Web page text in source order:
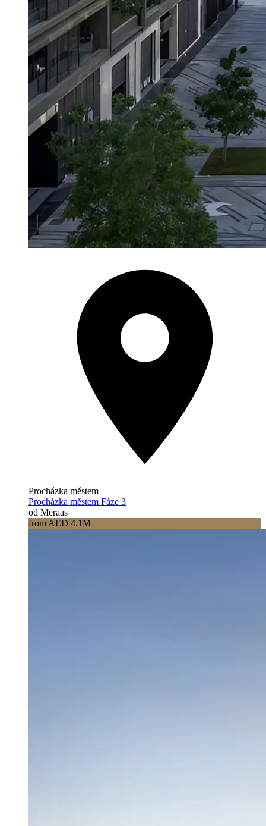
Procházka městem
Procházka městem Fáze 3
od Meraas
from AED 4.1M